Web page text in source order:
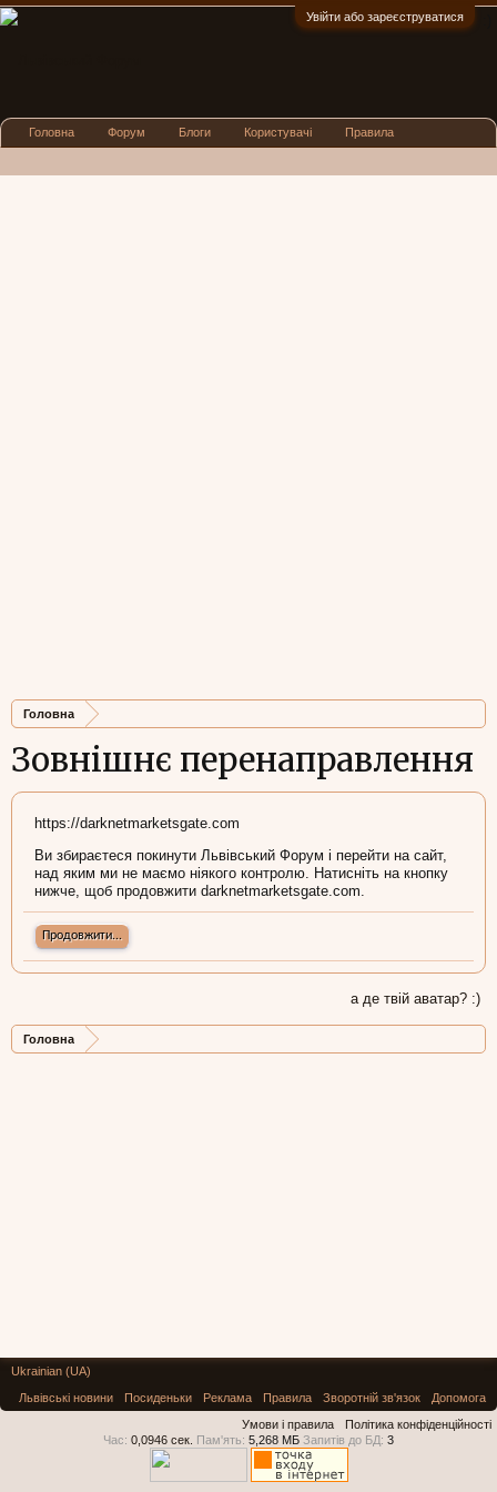
Увійти або зареєструватися
Головна
Зовнішнє перенаправлення
https://darknetmarketsgate.com
Ви збираєтеся покинути Львівський Форум і перейти на сайт,
над яким ми не маємо ніякого контролю. Натисніть на кнопку
нижче, щоб продовжити darknetmarketsgate.com.
Продовжити...
а де твій аватар? :)
Головна
Головна Форум Блоги Користувачі Правила
Ukrainian (UA)
Львівські новини
Посиденьки Реклама Правила Зворотній зв'язок
Допомога
Умови і правила
Політика конфіденційності
Час: 0,0946 сек. Пам'ять: 5,268 МБ Запитів до БД: 3